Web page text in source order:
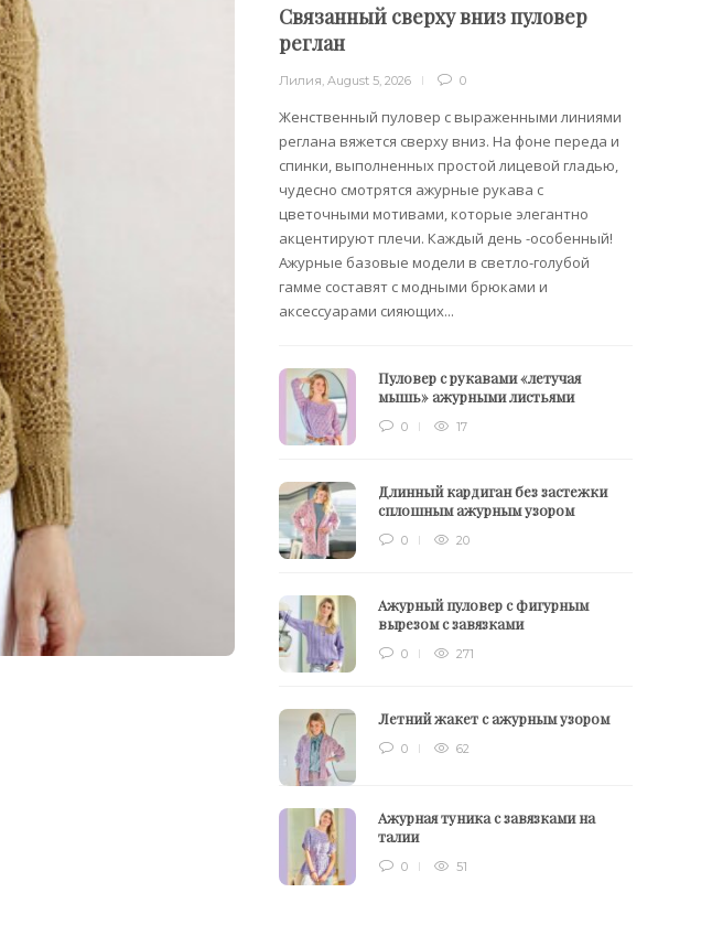
Связанный сверху вниз пуловер
реглан
Лилия ,August 5, 2026 0
Женственный пуловер с выраженными линиями
реглана вяжется сверху вниз. На фоне переда и
спинки, выполненных простой лицевой гладью,
чудесно смотрятся ажурные рукава с
цветочными мотивами, которые элегантно
акцентируют плечи. Каждый день -особенный!
Ажурные базовые модели в светло-голубой
гамме составят с модными брюками и
аксессуарами сияющих...
Пуловер с рукавами «летучая
мышь» ажурными листьями
0 17
Длинный кардиган без застежки
сплошным ажурным узором
0 20
Ажурный пуловер с фигурным
вырезом с завязками
0 271
Летний жакет с ажурным узором
0 62
Ажурная туника с завязками на
талии
0 51